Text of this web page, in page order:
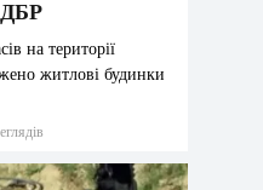
ДБР
на території
житлові будинки